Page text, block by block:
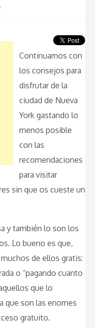
Continuamos con
los consejos para
disfrutar de la
ciudad de Nueva
York gastando lo
menos posible
con las
recomendaciones
para visitar
sin que os cueste un
y también lo son los
Lo bueno es que,
de ellos gratis:
o “pagando cuanto
que lo
que son las enomes
gratuito.